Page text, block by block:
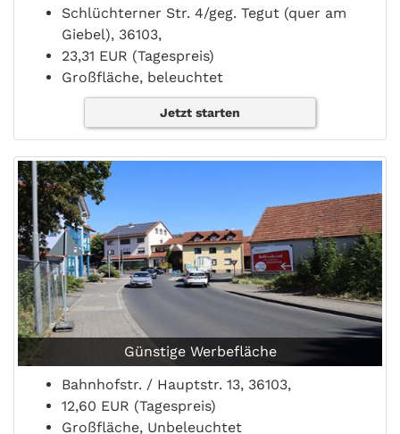
Schlüchterner Str. 4/geg. Tegut (quer am
Giebel), 36103,
23,31 EUR (Tagespreis)
Großfläche, beleuchtet
Jetzt starten
Günstige Werbefläche
Bahnhofstr. / Hauptstr. 13, 36103,
12,60 EUR (Tagespreis)
Großfläche, Unbeleuchtet